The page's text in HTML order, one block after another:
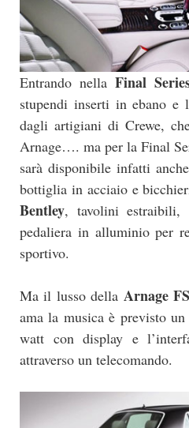
Entrando nella Final
stupendi inserti in ebano e
dagli artigiani di Crewe,
Arnage…. ma per la Final
sarà disponibile infatti
bottiglia in acciaio e
Bentley, tavolini estraibili,
pedaliera in alluminio per
sportivo.
Ma il lusso della Arnage FS
ama la musica è previsto
watt con display e
attraverso un telecomando.